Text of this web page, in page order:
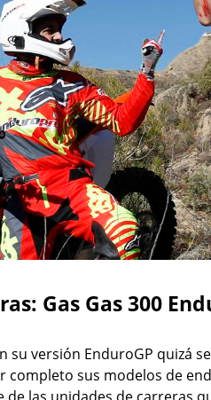
Gas Gas 300
su versión EnduroGP quizá
completo sus modelos de